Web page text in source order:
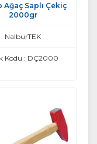
Ağaç Saplı Çekiç
2000gr
NalburTEK
Kodu : DÇ2000